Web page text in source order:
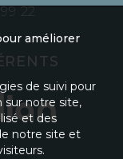
22
améliorer
de suivi pour
sur notre site,
et des
notre site et